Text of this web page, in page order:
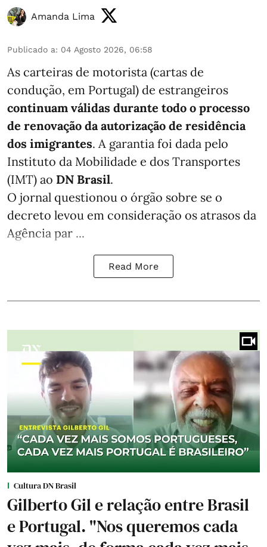
Amanda Lima
Publicado a: 04 Agosto 2026, 06:58
As carteiras de motorista (cartas de
condução, em Portugal) de estrangeiros
continuam válidas durante todo o processo
de renovação da autorização de residência
dos imigrantes. A garantia foi dada pelo
Instituto da Mobilidade e dos Transportes
(IMT) ao DN Brasil.
O jornal questionou o órgão sobre se o
decreto levou em consideração os atrasos da
Agência par ...
Read More
Cultura DN Brasil
Gilberto Gil e relação entre Brasil
e Portugal. "Nos queremos cada